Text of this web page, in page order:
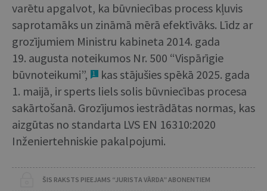
varētu apgalvot, ka būvniecības process kļuvis
saprotamāks un zināmā mērā efektīvāks. Līdz ar
grozījumiem Ministru kabineta 2014. gada
19. augusta noteikumos Nr. 500 “Vispārīgie
būvnoteikumi”,
1
kas stājušies spēkā 2025. gada
1. maijā, ir sperts liels solis būvniecības procesa
sakārtošanā. Grozījumos iestrādātas normas, kas
aizgūtas no standarta LVS EN 16310:2020
Inženiertehniskie pakalpojumi.
ŠIS RAKSTS PIEEJAMS “JURISTA VĀRDA” ABONENTIEM